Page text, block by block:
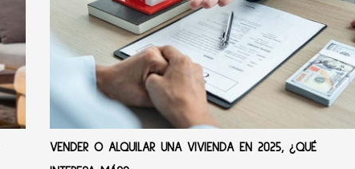
VENDER O ALQUILAR UNA VIVIENDA EN 2025, ¿QUÉ